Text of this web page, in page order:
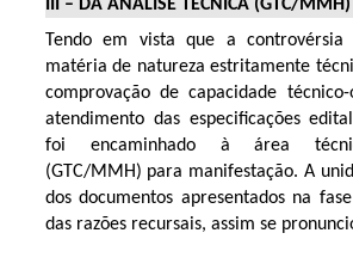
III – DA ANÁLISE TÉCNICA (GTC/MMH)
Tendo em vista que a controvérsia
matéria de natureza estritamente
comprovação de capacidade
atendimento das especificações
foi encaminhado à área
(GTC/MMH) para manifestação. A
dos documentos apresentados na
das razões recursais, assim se